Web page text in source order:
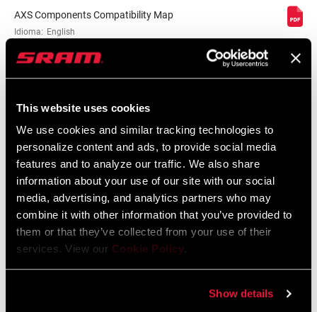
This website uses cookies
We use cookies and similar tracking technologies to
personalize content and ads, to provide social media
features and to analyze our traffic. We also share
information about your use of our site with our social
media, advertising, and analytics partners who may
combine it with other information that you’ve provided to
them or that they’ve collected from your use of their
services. View our Cookie Policy.
Show details
AXS Components Compatibility Map
Idioma: English
353 KB
Garantía SRAM
Especificaciones De Ajuste Del Cuadro